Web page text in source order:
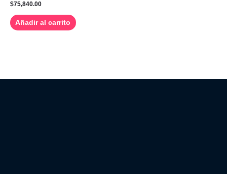
$75,840.00
Añadir al carrito